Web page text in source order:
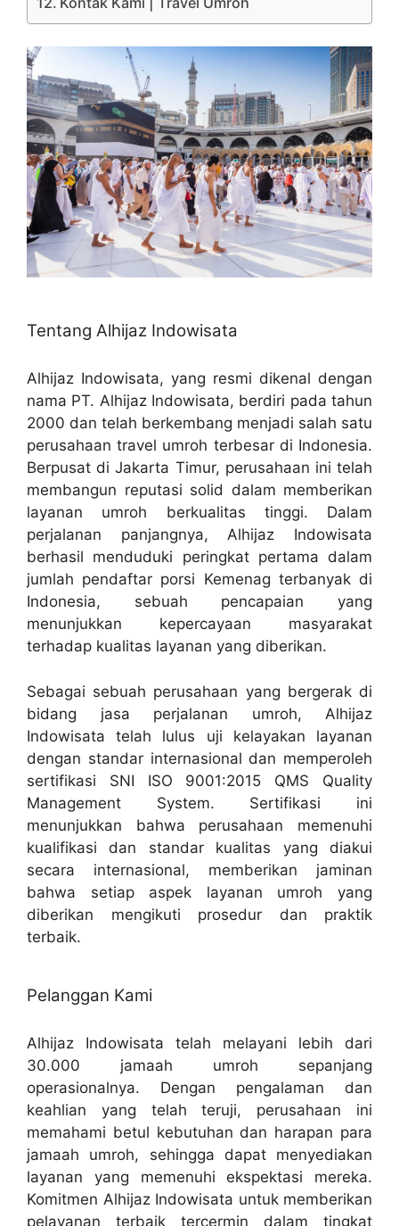
Tentang Alhijaz Indowisata
Alhijaz Indowisata, yang resmi dikenal dengan
nama PT. Alhijaz Indowisata, berdiri pada tahun
2000 dan telah berkembang menjadi salah satu
perusahaan travel umroh terbesar di Indonesia.
Berpusat di Jakarta Timur, perusahaan ini telah
membangun reputasi solid dalam memberikan
layanan umroh berkualitas tinggi. Dalam
perjalanan panjangnya, Alhijaz Indowisata
berhasil menduduki peringkat pertama dalam
jumlah pendaftar porsi Kemenag terbanyak di
Indonesia, sebuah pencapaian yang
menunjukkan kepercayaan masyarakat
terhadap kualitas layanan yang diberikan.
Sebagai sebuah perusahaan yang bergerak di
bidang jasa perjalanan umroh, Alhijaz
Indowisata telah lulus uji kelayakan layanan
dengan standar internasional dan memperoleh
sertifikasi SNI ISO 9001:2015 QMS Quality
Management System. Sertifikasi ini
menunjukkan bahwa perusahaan memenuhi
kualifikasi dan standar kualitas yang diakui
secara internasional, memberikan jaminan
bahwa setiap aspek layanan umroh yang
diberikan mengikuti prosedur dan praktik
terbaik.
Pelanggan Kami
Alhijaz Indowisata telah melayani lebih dari
30.000 jamaah umroh sepanjang
operasionalnya. Dengan pengalaman dan
keahlian yang telah teruji, perusahaan ini
memahami betul kebutuhan dan harapan para
jamaah umroh, sehingga dapat menyediakan
layanan yang memenuhi ekspektasi mereka.
Komitmen Alhijaz Indowisata untuk memberikan
pelayanan terbaik tercermin dalam tingkat